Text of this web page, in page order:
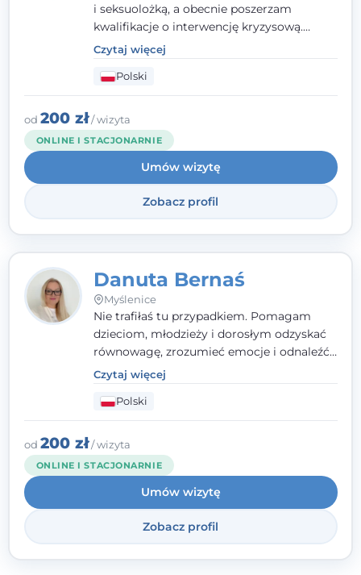
i seksuolożką, a obecnie poszerzam
kwalifikacje o interwencję kryzysową.
Pracuję w nurcie terapii trzeciej fali, łącząc
metody o potwierdzonej skuteczności.
Towarzyszę młodzieży, dorosłym i parom w
radzeniu sobie z bolesnymi
doświadczeniami tak, by mogli żyć pełniej.
Czytaj więcej
Polski
od 200 zł/ wizyta
ONLINE I STACJONARNIE
Umów wizytę
Zobacz profil
Danuta Bernaś
Myślenice
Nie trafiłaś tu przypadkiem. Pomagam
dzieciom, młodzieży i dorosłym odzyskać
równowagę, zrozumieć emocje i odnaleźć
wewnętrzną siłę. Moja droga do
psychologii zaczęła się od życia - pełnego
wyzwań, które nauczyły mnie uważności,
empatii i pokory. Dziś łączę doświadczenie
nauczycielki, psychologa, psychoterapeuty
i seksuologa tworząc bezpieczną
przestrzeń, w której można poczuć spokój i
wsparcie. Nie obiecuję łatwych rozwiązań -
ale mogę obiecać, że będę po Twojej
Czytaj więcej
Polski
od 200 zł/ wizyta
ONLINE I STACJONARNIE
Umów wizytę
Zobacz profil